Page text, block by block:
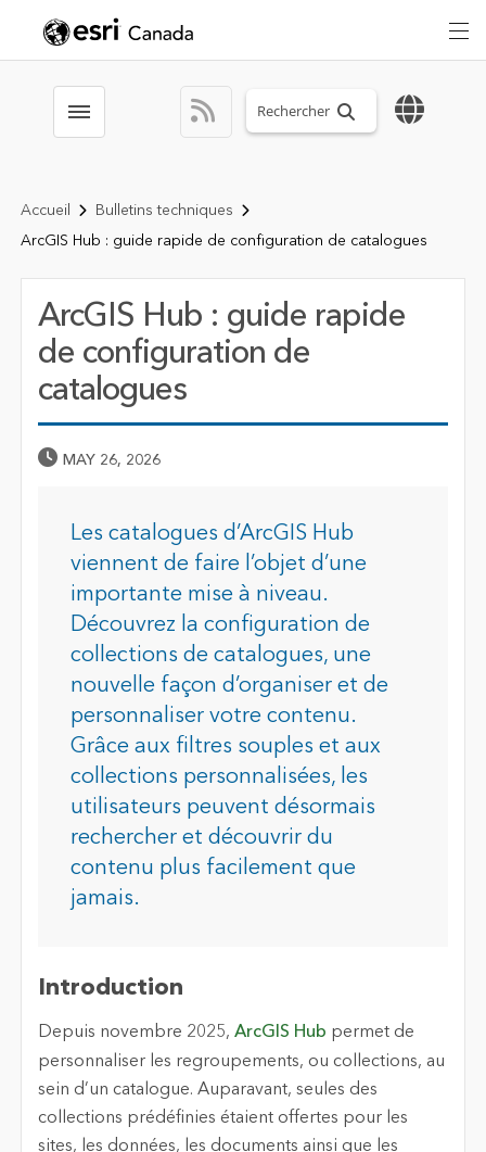
Toggle menubar Search sitewide
Accueil
Bulletins techniques
ArcGIS Hub : guide rapide de configuration de catalogues
ArcGIS Hub : guide rapide
de configuration de
catalogues
Published Date
MAY 26, 2026
Les catalogues d’ArcGIS Hub
viennent de faire l’objet d’une
importante mise à niveau.
Découvrez la configuration de
collections de catalogues, une
nouvelle façon d’organiser et de
personnaliser votre contenu.
Grâce aux filtres souples et aux
collections personnalisées, les
utilisateurs peuvent désormais
rechercher et découvrir du
contenu plus facilement que
jamais.
Introduction
Depuis novembre 2025, ArcGIS Hub permet de
personnaliser les regroupements, ou collections, au
sein d’un catalogue. Auparavant, seules des
collections prédéfinies étaient offertes pour les
sites, les données, les documents ainsi que les